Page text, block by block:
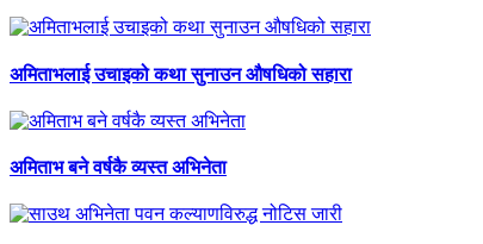
अमिताभलाई उचाइको कथा सुनाउन औषधिको सहारा
अमिताभ बने वर्षकै व्यस्त अभिनेता